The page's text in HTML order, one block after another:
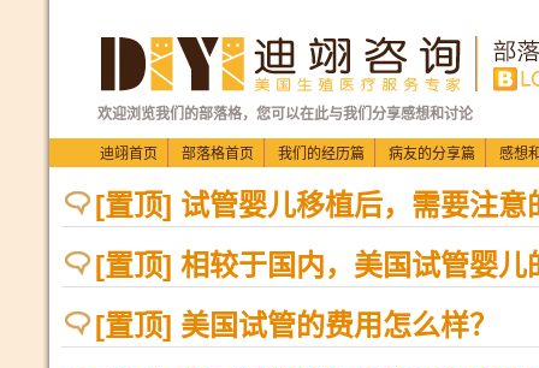
欢迎浏览我们的部落格，您可以在此与我们分享感想和讨论
迪翊首页 部落格首页 我们的经历篇 病友的分享篇 感想
[置顶] 试管婴儿移植后，需要注意
[置顶] 相较于国内，美国试管婴儿
[置顶] 美国试管的费用怎么样？